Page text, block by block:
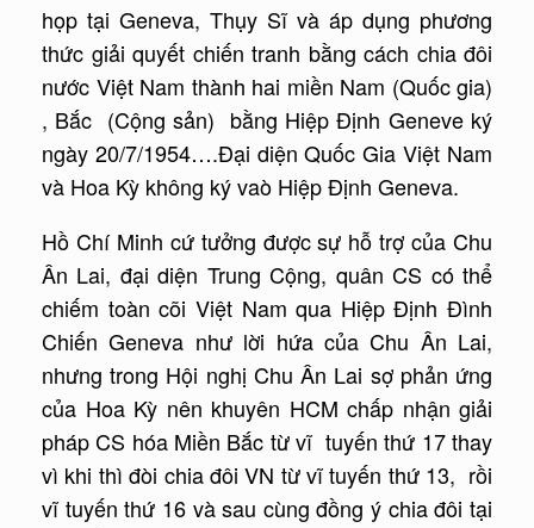
họp tại Geneva, Thụy Sĩ và áp dụng phương
thức giải quyết chiến tranh bằng cách chia đôi
nước Việt Nam thành hai miền Nam (Quốc gia)
, Bắc (Cộng sản) bằng Hiệp Định Geneve ký
ngày 20/7/1954….Đại diện Quốc Gia Việt Nam
và Hoa Kỳ không ký vaò Hiệp Định Geneva.
Hồ Chí Minh cứ tưởng được sự hỗ trợ của Chu
Ân Lai, đại diện Trung Cộng, quân CS có thể
chiếm toàn cõi Việt Nam qua Hiệp Định Đình
Chiến Geneva như lời hứa của Chu Ân Lai,
nhưng trong Hội nghị Chu Ân Lai sợ phản ứng
của Hoa Kỳ nên khuyên HCM chấp nhận giải
pháp CS hóa Miền Bắc từ vĩ tuyến thứ 17 thay
vì khi thì đòi chia đôi VN từ vĩ tuyến thứ 13, rồi
vĩ tuyến thứ 16 và sau cùng đồng ý chia đôi tại